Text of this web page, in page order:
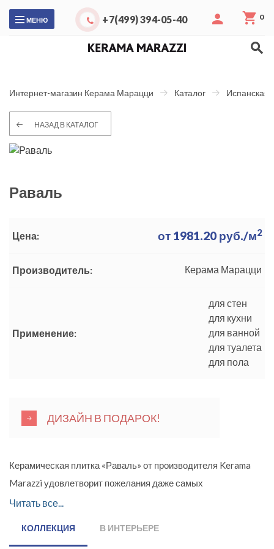
МЕНЮ +7(499) 394-05-40 0
Интернет-магазин Керама Марацци Каталог Испанская
НАЗАД В КАТАЛОГ
Раваль
Цена: от 1981.20 руб./м2
Производитель: Керама Марацци
Применение:
для стен
для кухни
для ванной
для туалета
для пола
ДИЗАЙН В ПОДАРОК!
Керамическая плитка «Раваль» от производителя Kerama
Marazzi удовлетворит пожелания даже самых
взыскательных покупателей и тех клиентов, кто ищет
представлена керамика с имитацией металла для стен и
Читать все...
КОЛЛЕКЦИЯ В ИНТЕРЬЕРЕ